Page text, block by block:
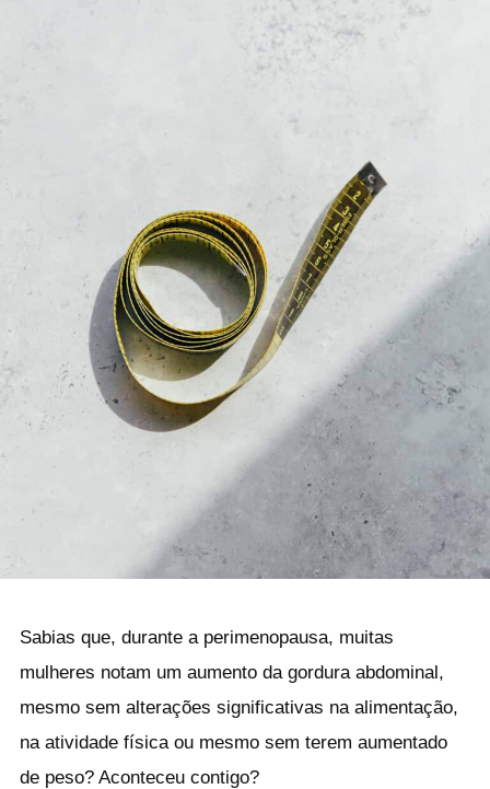
Sabias que, durante a perimenopausa, muitas
mulheres notam um aumento da gordura abdominal,
mesmo sem alterações significativas na alimentação,
na atividade física ou mesmo sem terem aumentado
de peso? Aconteceu contigo?